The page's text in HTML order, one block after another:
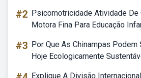
#2 Psicomotricidade Atividade De
Motora Fina Para Educação
#3 Por Que As Chinampas Podem
Hoje Ecologicamente
Explique A Divisão